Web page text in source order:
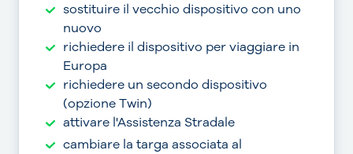
sostituire il vecchio dispositivo con uno
nuovo
richiedere il dispositivo per viaggiare in
Europa
richiedere un secondo dispositivo
(opzione Twin)
attivare l'Assistenza Stradale
cambiare la targa associata al